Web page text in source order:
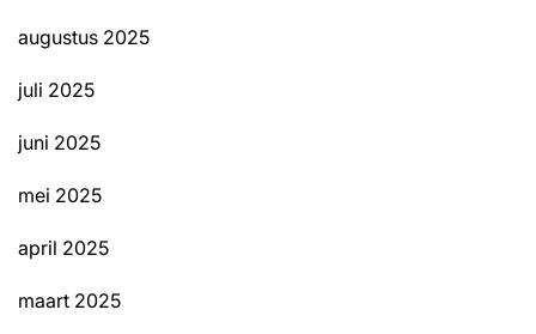
augustus 2025
juli 2025
juni 2025
mei 2025
april 2025
maart 2025